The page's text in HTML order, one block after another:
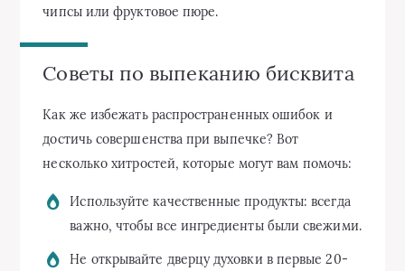
чипсы или фруктовое пюре.
Советы по выпеканию бисквита
Как же избежать распространенных ошибок и
достичь совершенства при выпечке? Вот
несколько хитростей, которые могут вам помочь:
Используйте качественные продукты: всегда
важно, чтобы все ингредиенты были свежими.
Не открывайте дверцу духовки в первые 20-